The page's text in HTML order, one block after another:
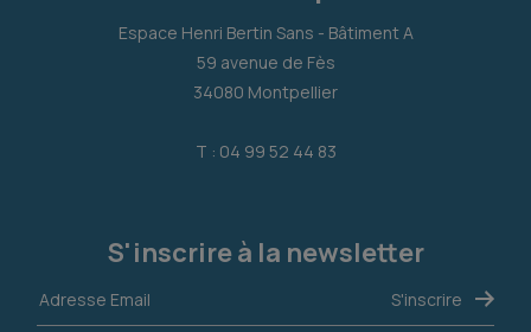
Espace Henri Bertin Sans - Bâtiment A
59 avenue de Fès
34080 Montpellier
T : 04 99 52 44 83
S'inscrire à la newsletter